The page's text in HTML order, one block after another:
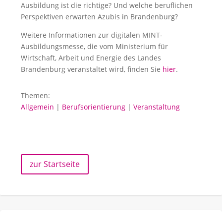
Ausbildung ist die richtige? Und welche beruflichen
Perspektiven erwarten Azubis in Brandenburg?
Weitere Informationen zur digitalen MINT-
Ausbildungsmesse, die vom Ministerium für
Wirtschaft, Arbeit und Energie des Landes
Brandenburg veranstaltet wird, finden Sie hier.
Themen:
Allgemein | Berufsorientierung | Veranstaltung
zur Startseite